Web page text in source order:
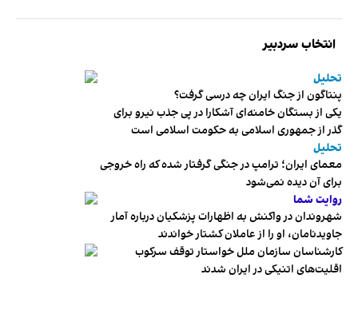
انتخاب سردبیر
تحلیل
پنتاگون از جنگ ایران چه درسی گرفت؟
یکی از بستگان خامنه‌ای آشکارا در پی جذب نیرو برای
گذر از جمهوری اسلامی به حکومت اسلامی است
تحلیل
معمای ایران؛ ترامپ در جنگی گرفتار شده که راه خروجی
برای آن دیده نمی‌شود
روایت شما
شهروندان در واکنش به اظهارات پزشکیان درباره آمار
جاویدنامان، او را از عاملان کشتار خواندند
کارشناسان سازمان ملل خواستار توقف سرکوب
اقلیت‌های اتنیکی در ایران شدند